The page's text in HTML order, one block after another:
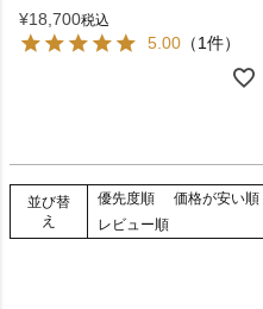
¥18,700税込
5.00 （1件）
並び替
え
優先度順 価格が安い順
レビュー順